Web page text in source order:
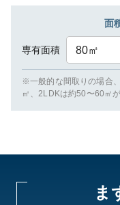
面
専有面積 80㎡
※一般的な間取りの場合
㎡、2LDKは約50〜60㎡が
ま